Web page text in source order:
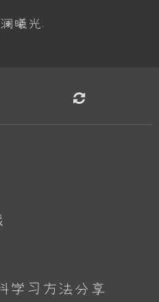
曦光.
学习方法分享